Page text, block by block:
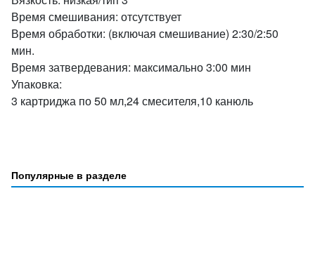
Время смешивания: отсутствует
Время обработки: (включая смешивание) 2:30/2:50
мин.
Время затвердевания: максимально 3:00 мин
Упаковка:
3 картриджа по 50 мл,24 смесителя,10 канюль
Популярные в разделе